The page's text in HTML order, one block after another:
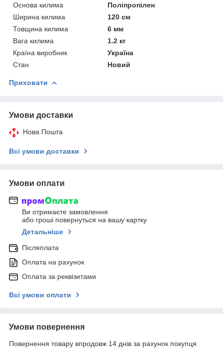
Основа килима
Поліпропілен
Ширина килима
120 см
Товщина килима
6 мм
Вага килима
1.2 кг
Країна виробник
Україна
Стан
Новий
Приховати
Умови доставки
Нова Пошта
Всі умови доставки
Умови оплати
Ви отримаєте замовлення
або гроші повернуться на вашу картку
Детальніше
Післяплата
Оплата на рахунок
Оплата за реквізитами
Всі умови оплати
Умови повернення
Повернення товару впродовж 14 днів за рахунок покупця